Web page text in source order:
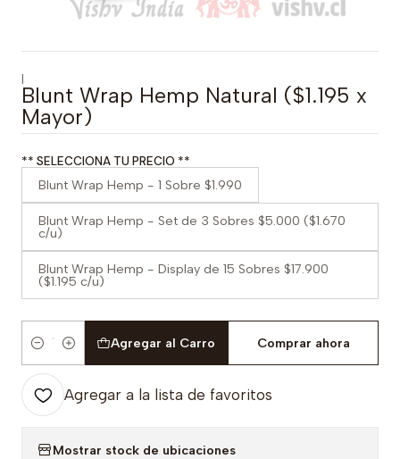
|
Blunt Wrap Hemp Natural ($1.195 x
Mayor)
** SELECCIONA TU PRECIO **
Blunt Wrap Hemp - 1 Sobre $1.990
Blunt Wrap Hemp - Set de 3 Sobres $5.000 ($1.670
c/u)
Blunt Wrap Hemp - Display de 15 Sobres $17.900
($1.195 c/u)
Cantidad
Agregar al Carro Comprar ahora
Agregar a la lista de favoritos
Mostrar stock de ubicaciones